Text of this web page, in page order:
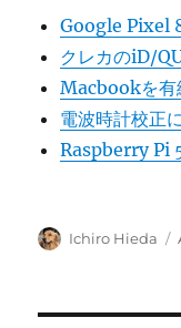
Google Pixel
クレカのiD/
Macbookを有
電波時計校正
Raspberry Pi
Author
Ichiro Hieda